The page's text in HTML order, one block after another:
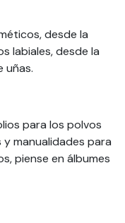
desde la
labiales, desde la
uñas.
para los polvos
manualidades para
piense en álbumes